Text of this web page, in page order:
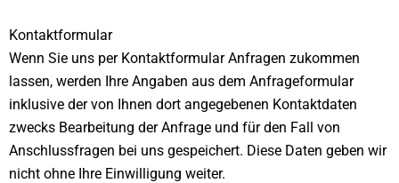
Kontaktformular
Wenn Sie uns per Kontaktformular Anfragen zukommen
lassen, werden Ihre Angaben aus dem Anfrageformular
inklusive der von Ihnen dort angegebenen Kontaktdaten
zwecks Bearbeitung der Anfrage und für den Fall von
Anschlussfragen bei uns gespeichert. Diese Daten geben wir
nicht ohne Ihre Einwilligung weiter.